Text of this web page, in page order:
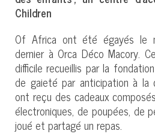
Children
Of Africa ont été égayés le
dernier à Orca Déco Macory.
difficile recueillis par la
de gaieté par anticipation à la
ont reçu des cadeaux
électroniques, de poupées, de
joué et partagé un repas.